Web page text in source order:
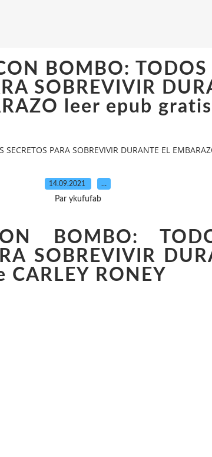
BOMBO: TODOS
SOBREVIVIR
leer epub gratis
SECRETOS PARA SOBREVIVIR DURANTE EL
14.09.2021 …
Par ykufufab
BOMBO:
SOBREVIVIR
CARLEY RONEY